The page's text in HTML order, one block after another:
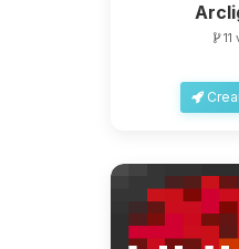
11